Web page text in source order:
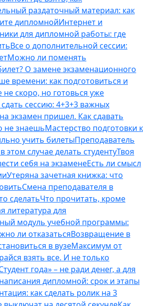
раздаточный материал: как
дипломнойИнтернет и
для дипломной работы: где
Все о дополнительной сессии:
Можно ли поменять
О замене экзаменационного
времени: как подготовиться и
скоро, но готовься уже
сессию: 4+3+3 важных
экзамен пришел. Как сдавать
не знаешьМастерство подготовки к
учить билетыПреподаватель
этом случае делать студентуТвоя
себя на экзаменеЕсть ли смысл
Утеряна зачетная книжка: что
Смена преподавателя в
сделатьЧто прочитать, кроме
литература для
модуль учебной программы:
ли отказатьсяВозвращение в
в вузеМаксимум от
взять все. И не только
года» – не ради денег, а для
дипломной: срок и этапы
как сделать ролик на 3